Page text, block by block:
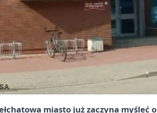
miasto już zaczyna myśleć